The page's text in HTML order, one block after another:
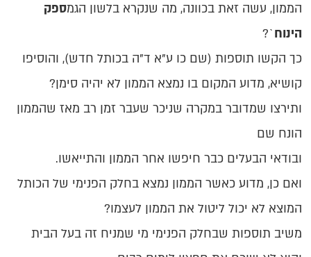
הממון, עשה זאת בכוונה, מה שנקרא בלשון הגמספק
הינוח`?
כך הקשו תוספות (שם כו ע"א ד"ה בכותל חדש), והוסיפו
קושיא, מדוע המקום בו נמצא הממון לא יהיה סימן?
ותירצו שמדובר במקרה שניכר שעבר זמן רב מאז שהממון
הונח שם
ובודאי הבעלים כבר חיפשו אחר הממון והתייאשו.
ואם כן, מדוע כאשר הממון נמצא בחלק הפנימי של הכותל
המוצא לא יכול ליטול את הממון לעצמו?
משיב תוספות שבחלק הפנימי מי שמניח זה בעל הבית